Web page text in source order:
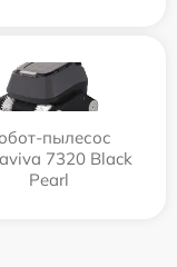
пылесос
7320 Black
Pearl